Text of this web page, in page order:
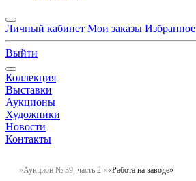
Личный кабинет Мои заказы Избранное
Выйти
Коллекция
Выставки
Аукционы
Художники
Новости
Контакты
Аукцион № 39, часть 2 «Работа на заводе»